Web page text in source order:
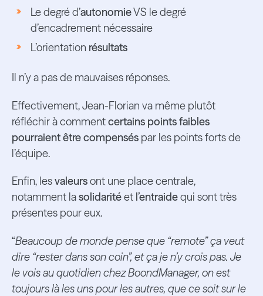
Le degré d’autonomieVS le degré
d’encadrement nécessaire
L’orientation résultats
Il n’y a pas de mauvaises réponses.
Effectivement, Jean-Florian va même plutôt
réfléchir à commentcertains points faibles
pourraient être compensés par les points forts de
l’équipe.
Enfin, lesvaleursont une place centrale,
notamment lasolidaritéet l’entraidequi sont très
présentes pour eux.
“Beaucoup de monde pense que “remote” ça veut
dire “rester dans son coin”, et ça je n’y crois pas. Je
le vois au quotidien chez BoondManager, on est
toujours là les uns pour les autres, que ce soit sur le